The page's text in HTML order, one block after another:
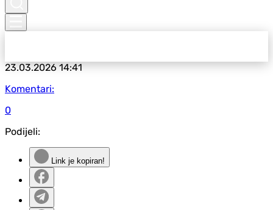
23.03.202614:41
Komentari:
0
Podijeli:
Link je kopiran!